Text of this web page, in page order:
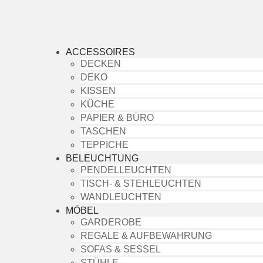
ACCESSOIRES
DECKEN
DEKO
KISSEN
KÜCHE
PAPIER & BÜRO
TASCHEN
TEPPICHE
BELEUCHTUNG
PENDELLEUCHTEN
TISCH- & STEHLEUCHTEN
WANDLEUCHTEN
MÖBEL
GARDEROBE
REGALE & AUFBEWAHRUNG
SOFAS & SESSEL